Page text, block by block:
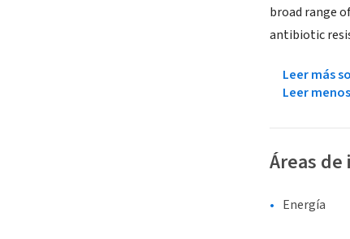
broad range
antibiotic
Leer más
Leer
Áreas
Energía